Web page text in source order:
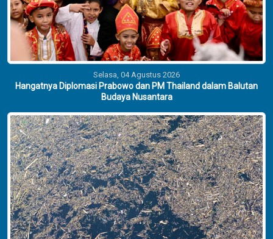
Selasa, 04 Agustus 2026
Hangatnya Diplomasi Prabowo dan PM Thailand dalam Balutan
Budaya Nusantara